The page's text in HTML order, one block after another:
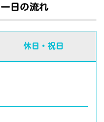
日の流れ
休日・祝日